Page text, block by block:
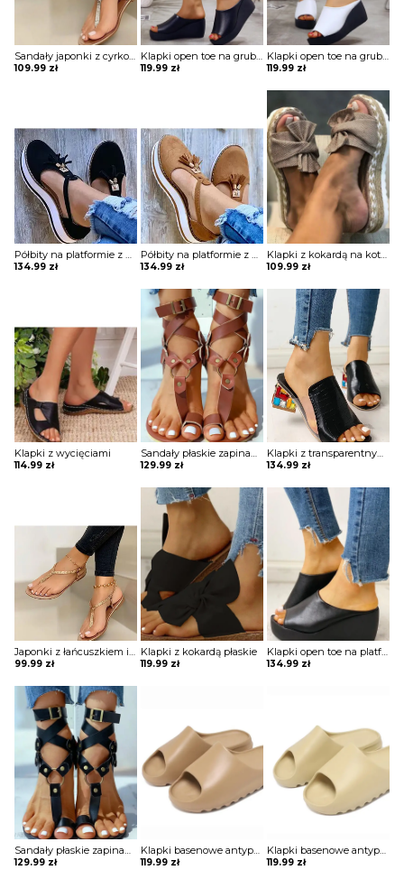
Sandały japonki z cyrkoniami
109.99 zł
Klapki open toe na grubej podeszwie
119.99 zł
Klapki open toe na grubej podeszwie
119.99 zł
Półbity na platformie z wycięciami i chwostami
134.99 zł
Półbity na platformie z wycięciami i chwostami
134.99 zł
Klapki z kokardą na koturnie
109.99 zł
Klapki z wycięciami
114.99 zł
Sandały płaskie zapinane wokół kostki
129.99 zł
Klapki z transparentnymi wstawkami obcasami wysadzanymi kamieniami
134.99 zł
Japonki z łańcuszkiem i koralikami
99.99 zł
Klapki z kokardą płaskie
119.99 zł
Klapki open toe na platformie
134.99 zł
Sandały płaskie zapinane wokół kostki
129.99 zł
Klapki basenowe antypoślizgowe
119.99 zł
Klapki basenowe antypoślizgowe
119.99 zł